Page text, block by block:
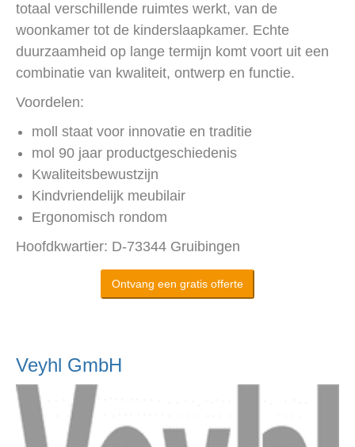
totaal verschillende ruimtes werkt, van de
woonkamer tot de kinderslaapkamer. Echte
duurzaamheid op lange termijn komt voort uit een
combinatie van kwaliteit, ontwerp en functie.
Voordelen:
moll staat voor innovatie en traditie
mol 90 jaar productgeschiedenis
Kwaliteitsbewustzijn
Kindvriendelijk meubilair
Ergonomisch rondom
Hoofdkwartier: D-73344 Gruibingen
Ontvang een gratis offerte
Veyhl GmbH